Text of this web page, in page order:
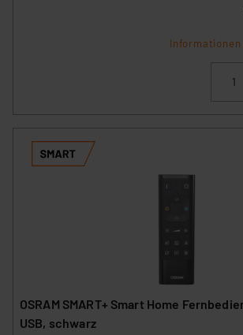
Informationen
OSRAM SMART+ Smart Home
USB, schwarz